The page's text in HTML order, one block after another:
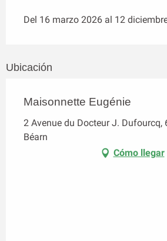
Del 16 marzo 2026 al 12
Ubicación
Maisonnette Eugénie
2 Avenue du Docteur J. Dufourcq,
Béarn
Cómo llegar